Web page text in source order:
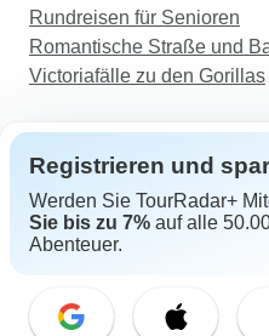
Rundreisen für Senioren
Romantische Straße und
Victoriafälle zu den Gorillas
Support
Kontakt
Schweiz +41 225 183 195
Registrieren und
Werden Sie TourRadar+
Sie bis zu 7% auf alle
Abenteuer.